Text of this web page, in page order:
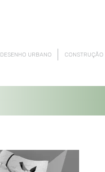
DESENHO URBANO CONSTRUÇÃO